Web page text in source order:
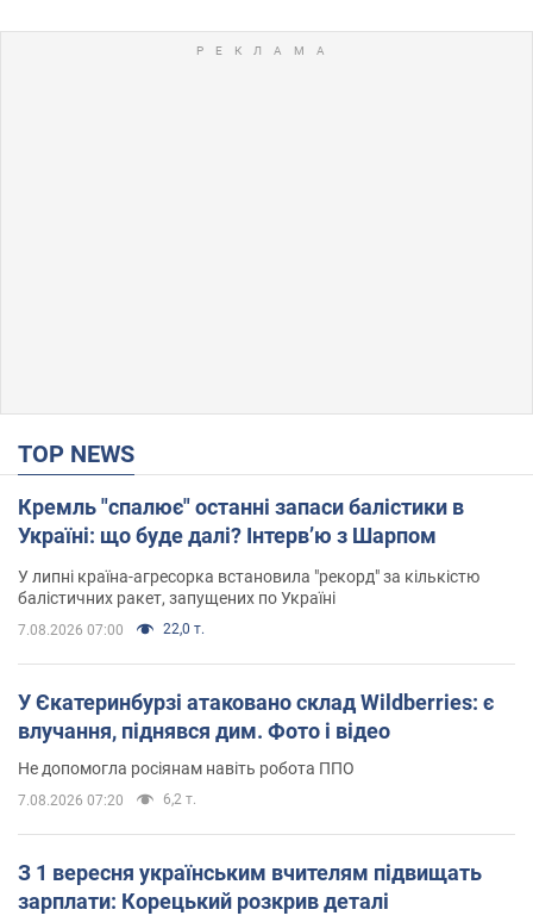
TOP NEWS
Кремль "спалює" останні запаси балістики в
Україні: що буде далі? Інтерв’ю з Шарпом
У липні країна-агресорка встановила "рекорд" за кількістю
балістичних ракет, запущених по Україні
7.08.2026 07:00 22,0 т.
У Єкатеринбурзі атаковано склад Wildberries: є
влучання, піднявся дим. Фото і відео
Не допомогла росіянам навіть робота ППО
7.08.2026 07:20 6,2 т.
З 1 вересня українським вчителям підвищать
зарплати: Корецький розкрив деталі